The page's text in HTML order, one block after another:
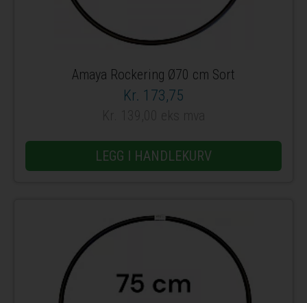
Amaya Rockering Ø70 cm Sort
Kr. 173,75
LEGG I HANDLEKURV